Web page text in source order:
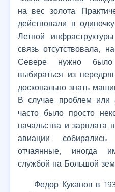
на вес золота.
действовали в
Летной
связь отсутствовала,
Севере нужно
выбираться из
досконально знать
В случае проблем или
часто было просто
начальства и
авиации
отчаянные, иногда
службой на Большой
Федор Куканов в